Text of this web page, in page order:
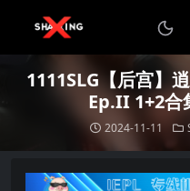
1111SLG【后宫】
Ep.II 1+2合
2024-11-11